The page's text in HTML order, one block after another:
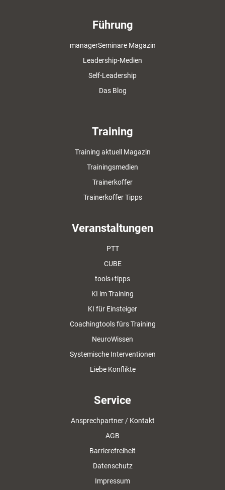
Führung
managerSeminare Magazin
Leadership-Medien
Self-Leadership
Das Blog
Training
Training aktuell Magazin
Trainingsmedien
Trainerkoffer
Trainerkoffer Tipps
Veranstaltungen
PTT
CUBE
tools+tipps
KI im Training
KI für Einsteiger
Coachingtools fürs Training
NeuroWissen
Systemische Interventionen
Liebe Konflikte
Service
Ansprechpartner / Kontakt
AGB
Barrierefreiheit
Datenschutz
Impressum